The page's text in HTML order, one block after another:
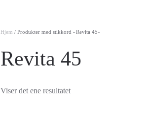
Hjem / Produkter med stikkord «Revita 45»
Revita 45
Viser det ene resultatet